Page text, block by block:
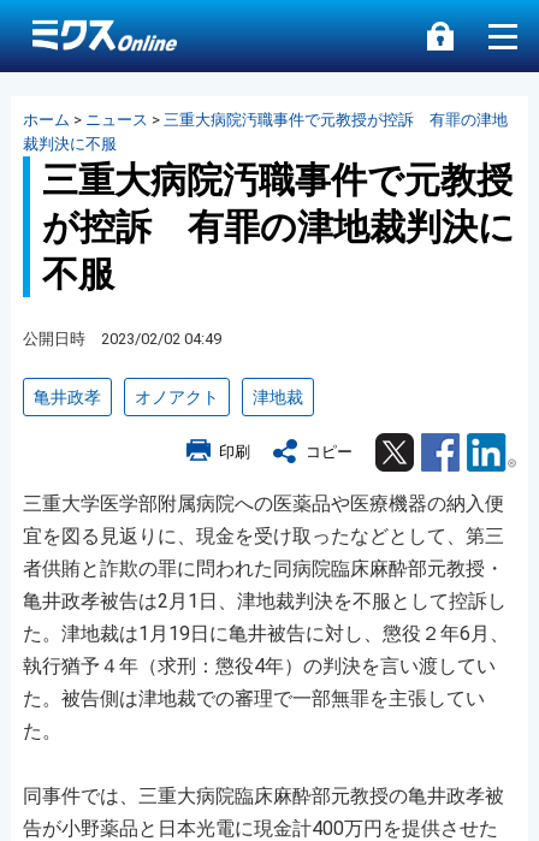
ホーム > ニュース > 三重大病院汚職事件で元教授が控訴 有罪の津地
裁判決に不服
三重大病院汚職事件で元教授
が控訴 有罪の津地裁判決に
不服
公開日時 2023/02/02 04:49
亀井政孝 オノアクト 津地裁
印刷 コピー Twitter Facebook
三重大学医学部附属病院への医薬品や医療機器の納入便
宜を図る見返りに、現金を受け取ったなどとして、第三
者供賄と詐欺の罪に問われた同病院臨床麻酔部元教授・
亀井政孝被告は2月1日、津地裁判決を不服として控訴し
た。津地裁は1月19日に亀井被告に対し、懲役２年6月、
執行猶予４年（求刑：懲役4年）の判決を言い渡してい
た。被告側は津地裁での審理で一部無罪を主張してい
た。
同事件では、三重大病院臨床麻酔部元教授の亀井政孝被
告が小野薬品と日本光電に現金計400万円を提供させた